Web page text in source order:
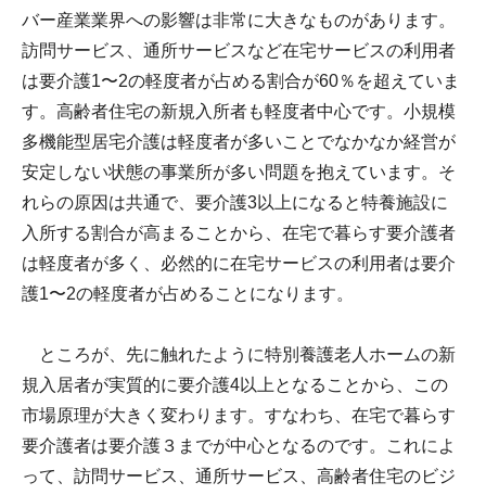
バー産業業界への影響は非常に大きなものがあります。
訪問サービス、通所サービスなど在宅サービスの利用者
は要介護1〜2の軽度者が占める割合が60％を超えていま
す。高齢者住宅の新規入所者も軽度者中心です。小規模
多機能型居宅介護は軽度者が多いことでなかなか経営が
安定しない状態の事業所が多い問題を抱えています。そ
れらの原因は共通で、要介護3以上になると特養施設に
入所する割合が高まることから、在宅で暮らす要介護者
は軽度者が多く、必然的に在宅サービスの利用者は要介
護1〜2の軽度者が占めることになります。
ところが、先に触れたように特別養護老人ホームの新
規入居者が実質的に要介護4以上となることから、この
市場原理が大きく変わります。すなわち、在宅で暮らす
要介護者は要介護３までが中心となるのです。これによ
って、訪問サービス、通所サービス、高齢者住宅のビジ